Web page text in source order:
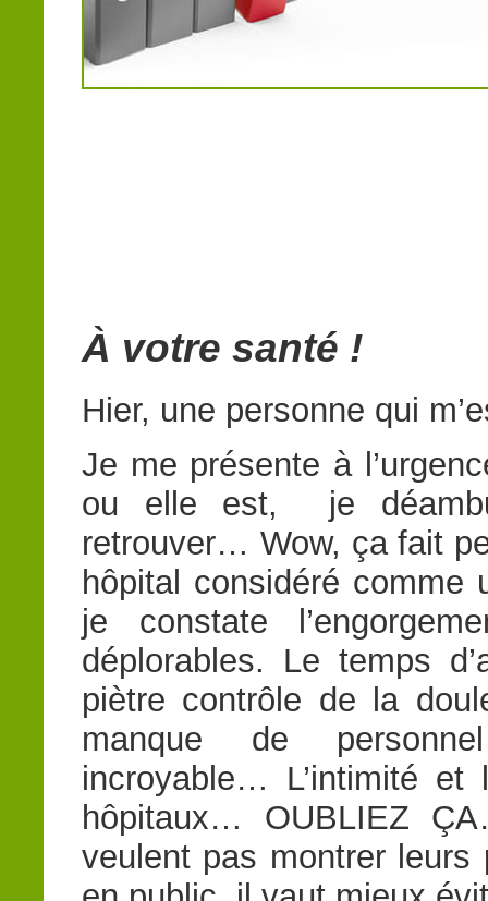
À votre santé !
Hier, une personne qui
Je me présente à
ou elle est, je
retrouver… Wow, ça fait
hôpital considéré comme
je constate
déplorables. Le temps
piètre contrôle de la
manque de
incroyable… L’intimité
hôpitaux… OUBLIEZ
veulent pas montrer